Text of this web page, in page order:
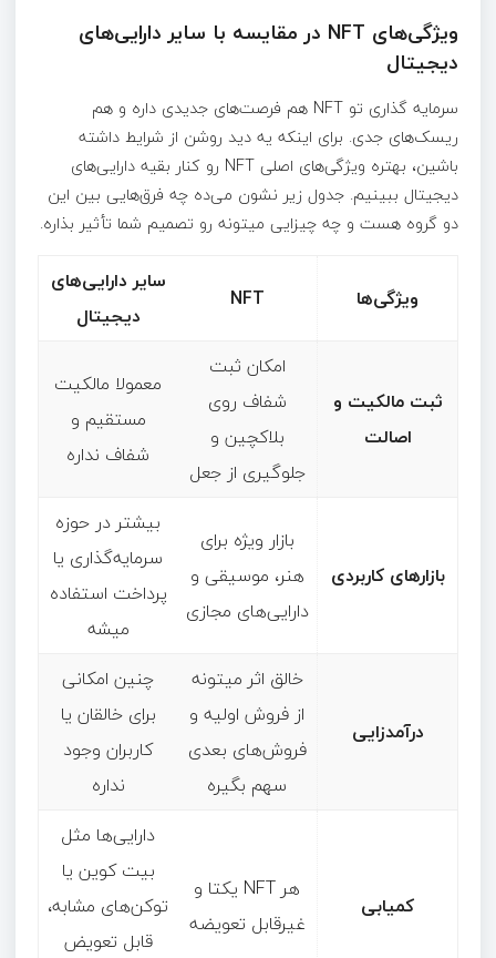
ویژگی‌های NFT در مقایسه با سایر دارایی‌های
دیجیتال
سرمایه گذاری تو NFT هم فرصت‌های جدیدی داره و هم
ریسک‌های جدی. برای اینکه یه دید روشن از شرایط داشته
باشین، بهتره ویژگی‌های اصلی NFT رو کنار بقیه دارایی‌های
دیجیتال ببینیم. جدول زیر نشون می‌ده چه فرق‌هایی بین این
دو گروه هست و چه چیزایی میتونه رو تصمیم شما تأثیر بذاره.
ویژگی‌ها NFT
سایر دارایی‌های
دیجیتال
ثبت مالکیت و
اصالت
امکان ثبت
شفاف روی
بلاکچین و
جلوگیری از جعل
معمولا مالکیت
مستقیم و
شفاف نداره
بازارهای کاربردی
بازار ویژه برای
هنر، موسیقی و
دارایی‌های مجازی
بیشتر در حوزه
سرمایه‌گذاری یا
پرداخت استفاده
میشه
درآمدزایی
خالق اثر میتونه
از فروش اولیه و
فروش‌های بعدی
سهم بگیره
چنین امکانی
برای خالقان یا
کاربران وجود
نداره
کمیابی
هر NFT یکتا و
غیرقابل تعویضه
دارایی‌ها مثل
بیت کوین یا
توکن‌های مشابه،
قابل تعویض